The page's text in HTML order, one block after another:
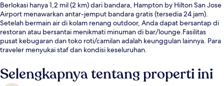
Berlokasi hanya 1,2 mil (2 km) dari bandara, Hampton by Hilton San Jose
Airport menawarkan antar-jemput bandara gratis (tersedia 24 jam).
Setelah bermain air di kolam renang outdoor, Anda dapat bersantap di
restoran atau bersantai menikmati minuman di bar/lounge.Fasilitas
pusat kebugaran dan toko roti/camilan adalah keunggulan lainnya. Para
traveler menyukai staf dan kondisi keseluruhan.
Selengkapnya tentang properti ini